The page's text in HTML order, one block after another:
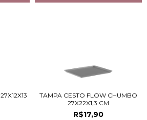
TAMPA CESTO FLOW CHUMBO
27X22X1,3 CM
R$17,90